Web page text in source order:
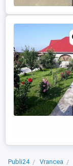
Publi24 Vrancea